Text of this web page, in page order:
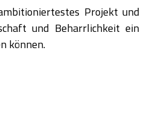
Projekt und
und Beharrlichkeit ein
können.